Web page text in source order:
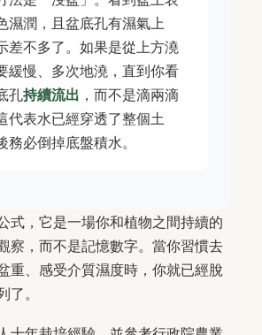
濕潤，且盆底孔有濕氣上
差不多了。如果是從上方澆
緩慢、多次地澆，直到你看
孔持續流出 ，而不是滴兩滴
代表水已經穿透了整個土
務必倒掉底盤積水。
式，它是一場你和植物之間持續的
察，而不是記憶數字。當你習慣去
重、感受介質濕度時，你就已經脫
了。